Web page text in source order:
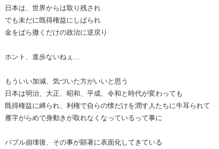
日本は、世界からは取り残され
でも未だに既得権益にしばられ
金をばら撒くだけの政治に逆戻り
ホント、進歩ないねぇ…
もういい加減、気づいた方がいいと思う
日本は明治、大正、昭和、平成、令和と時代が変わっても
既得権益に縛られ、利権で自らの懐だけを潤す人たちに牛耳られて
雁字がらめで身動きが取れなくなっているって事に
バブル崩壊後、その事が顕著に表面化してきている